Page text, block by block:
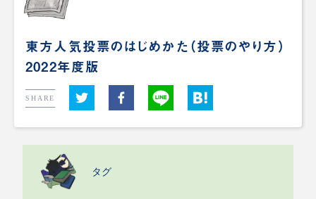
東方人気投票のはじめかた（投票のやり方）
2022年度版
SHARE
タグ